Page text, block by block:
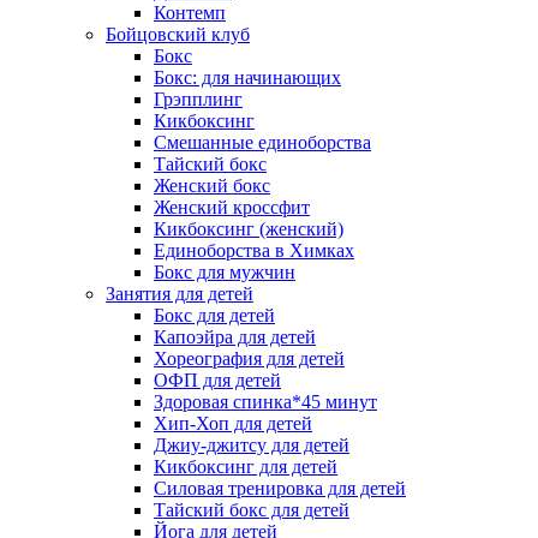
Контемп
Бойцовский клуб
Бокс
Бокс: для начинающих
Грэпплинг
Кикбоксинг
Смешанные единоборства
Тайский бокс
Женский бокс
Женский кроссфит
Кикбоксинг (женский)
Единоборства в Химках
Бокс для мужчин
Занятия для детей
Бокс для детей
Капоэйра для детей
Хореография для детей
ОФП для детей
Здоровая спинка*45 минут
Хип-Хоп для детей
Джиу-джитсу для детей
Кикбоксинг для детей
Силовая тренировка для детей
Тайский бокс для детей
Йога для детей